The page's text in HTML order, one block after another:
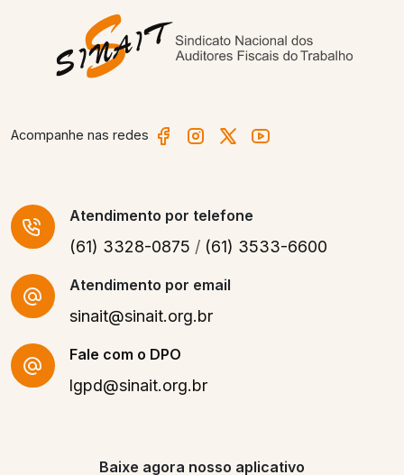
Acompanhe nas redes
Atendimento por telefone
(61) 3328-0875 / (61) 3533-6600
Atendimento por email
sinait@sinait.org.br
Fale com o DPO
lgpd@sinait.org.br
Baixe agora nosso aplicativo